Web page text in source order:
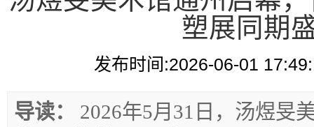
塑展同期
发布时间:2026-06-01
导读：
2026年5月31日，汤煜旻